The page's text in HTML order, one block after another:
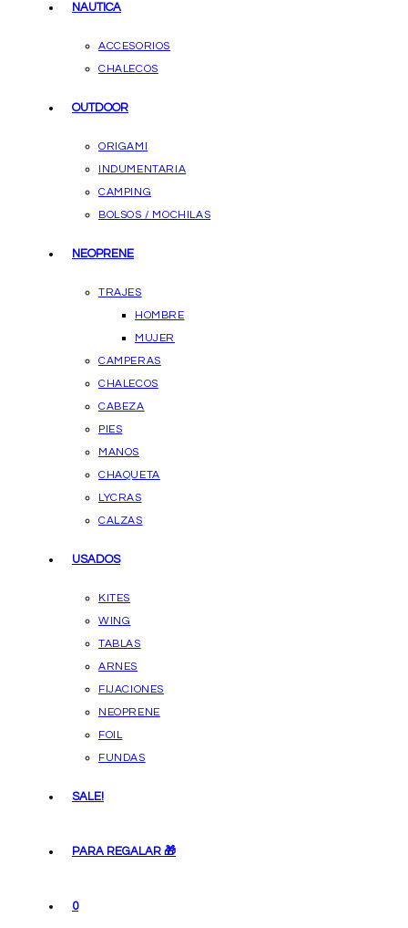
NAUTICA
ACCESORIOS
CHALECOS
OUTDOOR
ORIGAMI
INDUMENTARIA
CAMPING
BOLSOS / MOCHILAS
NEOPRENE
TRAJES
HOMBRE
MUJER
CAMPERAS
CHALECOS
CABEZA
PIES
MANOS
CHAQUETA
LYCRAS
CALZAS
USADOS
KITES
WING
TABLAS
ARNES
FIJACIONES
NEOPRENE
FOIL
FUNDAS
SALE!
PARA REGALAR 🎁
0